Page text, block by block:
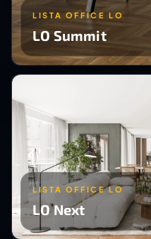
LISTA OFFICE LO
LO Summit
LISTA OFFICE LO
LO Next